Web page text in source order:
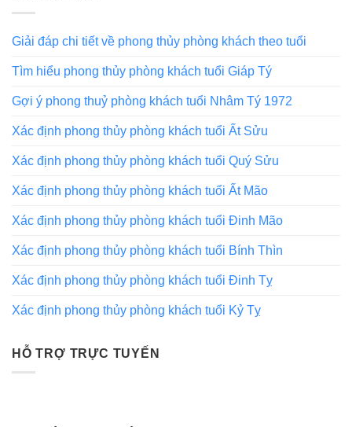
Giải đáp chi tiết về phong thủy phòng khách theo tuổi
Tìm hiểu phong thủy phòng khách tuổi Giáp Tý
Gợi ý phong thuỷ phòng khách tuổi Nhâm Tý 1972
Xác định phong thủy phòng khách tuổi Ất Sửu
Xác định phong thủy phòng khách tuổi Quý Sửu
Xác định phong thủy phòng khách tuổi Ất Mão
Xác định phong thủy phòng khách tuổi Đinh Mão
Xác định phong thủy phòng khách tuổi Bính Thìn
Xác định phong thủy phòng khách tuổi Đinh Tỵ
Xác định phong thủy phòng khách tuổi Kỷ Tỵ
HỖ TRỢ TRỰC TUYẾN